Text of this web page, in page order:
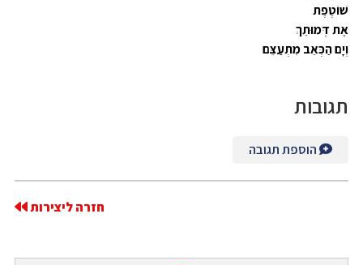
שׁוֹטֶפֶת
אֶת דְּמוּתֵךְ
וְיָם הַכְּאֵב מִתְעַצֵּם
תגובות
הוספת תגובה
חזרה ליצירות